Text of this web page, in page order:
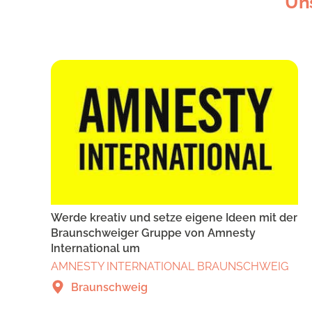
Werde kreativ und setze eigene Ideen mit der
Braunschweiger Gruppe von Amnesty
International um
AMNESTY INTERNATIONAL BRAUNSCHWEIG
Braunschweig